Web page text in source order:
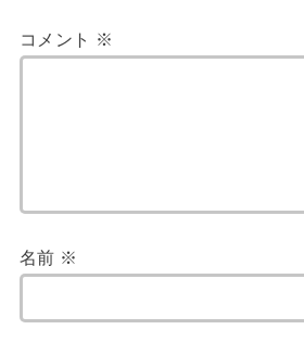
コメント ※
名前 ※